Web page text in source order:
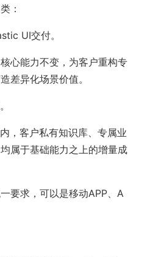
：
UI交付。
心能力不变，为客户重构专
差异化场景价值。
，客户私有知识库、专属业
属于基础能力之上的增量成
要求，可以是移动APP、A